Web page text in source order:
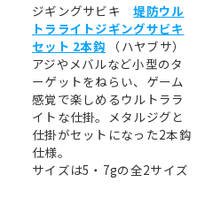
ジギングサビキ堤防ウル
トラライトジギングサビキ
セット 2本鈎 （ハヤブサ）
アジやメバルなど小型のタ
ーゲットをねらい、ゲーム
感覚で楽しめるウルトララ
イトな仕掛。メタルジグと
仕掛がセットになった2本鈎
仕様。
サイズは5・7gの全2サイズ